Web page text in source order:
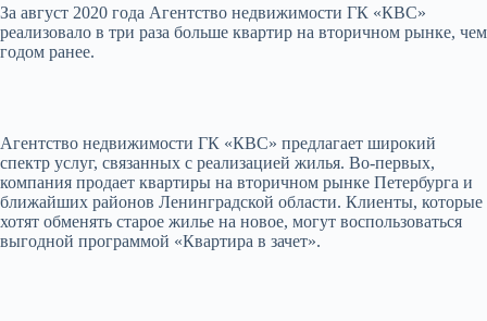
За август 2020 года Агентство недвижимости ГК «КВС»
реализовало в три раза больше квартир на вторичном рынке, чем
годом ранее.
Агентство недвижимости ГК «КВС» предлагает широкий
спектр услуг, связанных с реализацией жилья. Во-первых,
компания продает квартиры на вторичном рынке Петербурга и
ближайших районов Ленинградской области. Клиенты, которые
хотят обменять старое жилье на новое, могут воспользоваться
выгодной программой «Квартира в зачет».